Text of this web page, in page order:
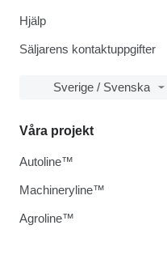
Hjälp
Säljarens kontaktuppgifter
Sverige / Svenska
Våra projekt
Autoline™
Machineryline™
Agroline™